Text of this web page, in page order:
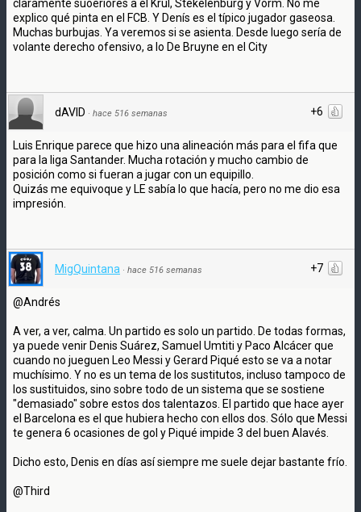
claramente suoeriores a él Krul, Stekelenburg y Vorm. No me
explico qué pinta en el FCB. Y Denís es el típico jugador gaseosa.
Muchas burbujas. Ya veremos si se asienta. Desde luego sería de
volante derecho ofensivo, a lo De Bruyne en el City
+6
dAVID · hace 516 semanas
Luis Enrique parece que hizo una alineación más para el fifa que
para la liga Santander. Mucha rotación y mucho cambio de
posición como si fueran a jugar con un equipillo.
Quizás me equivoque y LE sabía lo que hacía, pero no me dio esa
impresión.
+7
MigQuintana · hace 516 semanas
@Andrés
A ver, a ver, calma. Un partido es solo un partido. De todas formas,
ya puede venir Denis Suárez, Samuel Umtiti y Paco Alcácer que
cuando no jueguen Leo Messi y Gerard Piqué esto se va a notar
muchísimo. Y no es un tema de los sustitutos, incluso tampoco de
los sustituidos, sino sobre todo de un sistema que se sostiene
"demasiado" sobre estos dos talentazos. El partido que hace ayer
el Barcelona es el que hubiera hecho con ellos dos. Sólo que Messi
te genera 6 ocasiones de gol y Piqué impide 3 del buen Alavés.
Dicho esto, Denis en días así siempre me suele dejar bastante frío.
@Third